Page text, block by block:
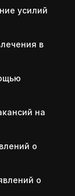
усилий
в
на
о
о